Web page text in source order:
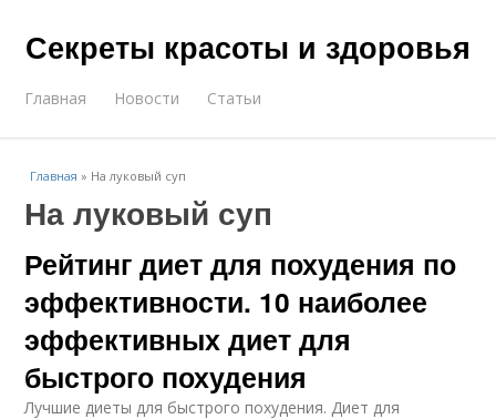
Секреты красоты и здоровья
Главная Новости Статьи
Главная » На луковый суп
На луковый суп
Рейтинг диет для похудения по
эффективности. 10 наиболее
эффективных диет для
быстрого похудения
Лучшие диеты для быстрого похудения. Диет для